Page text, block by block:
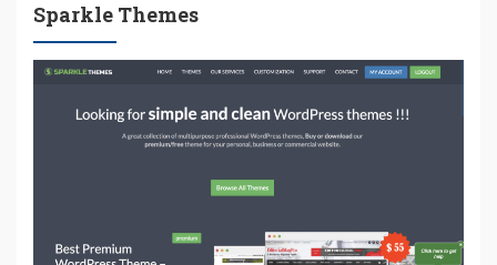
Sparkle Themes